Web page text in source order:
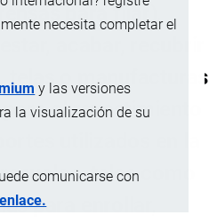
necesita completar el
y las versiones
la visualización de su
comunicarse con
enlace.
para fijar),
acabar, recubrir
telas o manufacturas
el revestimiento
utilizados en la
tales como
para enrollar,